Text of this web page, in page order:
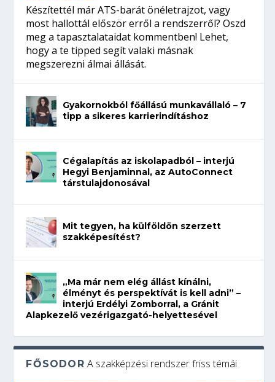
Készítettél már ATS-barát önéletrajzot, vagy
most hallottál először erről a rendszerről? Oszd
meg a tapasztalataidat kommentben! Lehet,
hogy a te tipped segít valaki másnak
megszerezni álmai állását.
Gyakornokból főállású munkavállaló – 7
tipp a sikeres karrierindításhoz
Cégalapítás az iskolapadból – interjú
Hegyi Benjaminnal, az AutoConnect
társtulajdonosával
Mit tegyen, ha külföldön szerzett
szakképesítést?
„Ma már nem elég állást kínálni,
élményt és perspektívát is kell adni” –
interjú Erdélyi Zomborral, a Gránit
Alapkezelő vezérigazgató-helyettesével
FŐSODOR A szakképzési rendszer friss témái